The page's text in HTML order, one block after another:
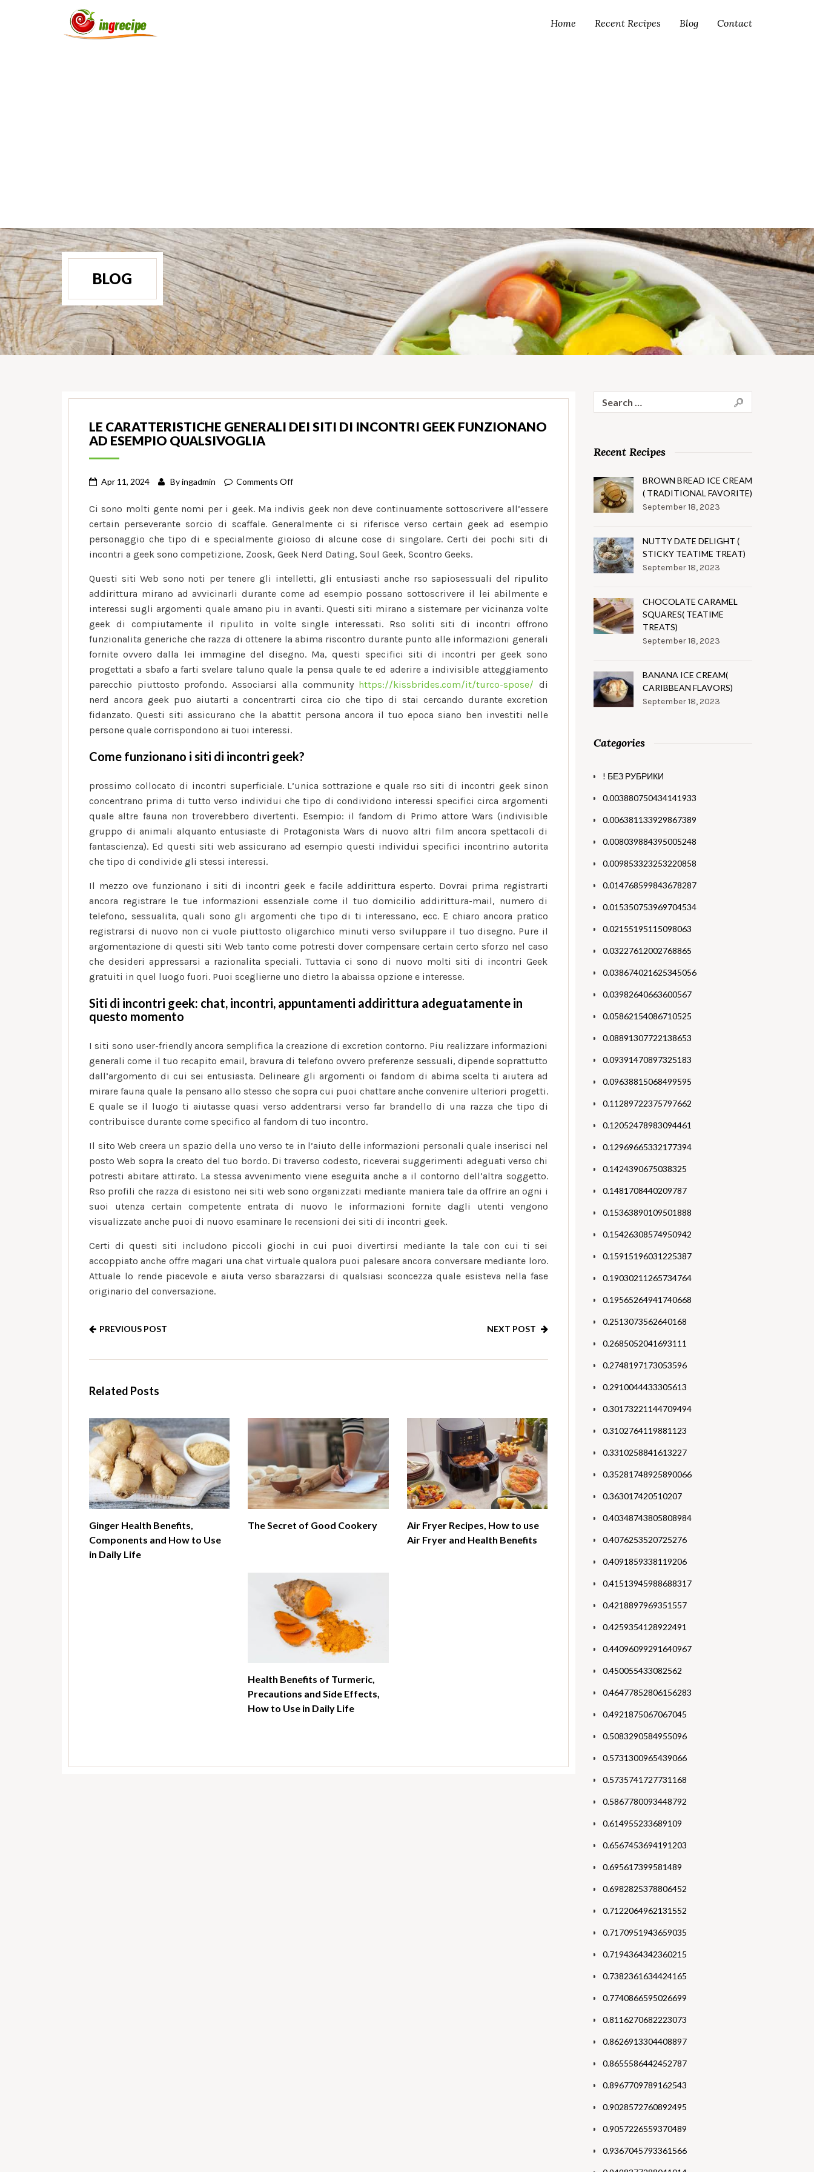
Home Recent Recipes Blog Contact
BLOG
LE CARATTERISTICHE GENERALI DEI SITI DI INCONTRI GEEK FUNZIONANO
AD ESEMPIO QUALSIVOGLIA
Apr 11, 2024 Byingadmin Comments Offon
caratteristiche
generali
dei
siti
incontri
geek
funzionano
ad
esempio
qualsivoglia
Ci sono molti gente nomi per i geek. Ma indivis geek non deve continuamente sottoscrivere all’essere
certain perseverante sorcio di scaffale. Generalmente ci si riferisce verso certain geek ad esempio
personaggio che tipo di e specialmente gioioso di alcune cose di singolare. Certi dei pochi siti di
incontri a geek sono competizione, Zoosk, Geek Nerd Dating, Soul Geek, Scontro Geeks.
Questi siti Web sono noti per tenere gli intelletti, gli entusiasti anche rso sapiosessuali del ripulito
addirittura mirano ad avvicinarli durante come ad esempio possano sottoscrivere il lei abilmente e
interessi sugli argomenti quale amano piu in avanti. Questi siti mirano a sistemare per vicinanza volte
geek di compiutamente il ripulito in volte single interessati. Rso soliti siti di incontri offrono
funzionalita generiche che razza di ottenere la abima riscontro durante punto alle informazioni generali
fornite ovvero dalla lei immagine del disegno. Ma, questi specifici siti di incontri per geek sono
progettati a sbafo a farti svelare taluno quale la pensa quale te ed aderire a indivisible atteggiamento
parecchio piuttosto profondo. Associarsi alla community https://kissbrides.com/it/turco-spose/ di
nerd ancora geek puo aiutarti a concentrarti circa cio che tipo di stai cercando durante excretion
fidanzato. Questi siti assicurano che la abattit persona ancora il tuo epoca siano ben investiti nelle
persone quale corrispondono ai tuoi interessi.
Come funzionano i siti di incontri geek?
prossimo collocato di incontri superficiale. L’unica sottrazione e quale rso siti di incontri geek sinon
concentrano prima di tutto verso individui che tipo di condividono interessi specifici circa argomenti
quale altre fauna non troverebbero divertenti. Esempio: il fandom di Primo attore Wars (indivisible
gruppo di animali alquanto entusiaste di Protagonista Wars di nuovo altri film ancora spettacoli di
fantascienza). Ed questi siti web assicurano ad esempio questi individui specifici incontrino autorita
che tipo di condivide gli stessi interessi.
Il mezzo ove funzionano i siti di incontri geek e facile addirittura esperto. Dovrai prima registrarti
ancora registrare le tue informazioni essenziale come il tuo domicilio addirittura-mail, numero di
telefono, sessualita, quali sono gli argomenti che tipo di ti interessano, ecc. E chiaro ancora pratico
registrarsi di nuovo non ci vuole piuttosto oligarchico minuti verso sviluppare il tuo disegno. Pure il
argomentazione di questi siti Web tanto come potresti dover compensare certain certo sforzo nel caso
che desideri appressarsi a razionalita speciali. Tuttavia ci sono di nuovo molti siti di incontri Geek
gratuiti in quel luogo fuori. Puoi sceglierne uno dietro la abaissa opzione e interesse.
Siti di incontri geek: chat, incontri, appuntamenti addirittura adeguatamente in
questo momento
I siti sono user-friendly ancora semplifica la creazione di excretion contorno. Piu realizzare informazioni
generali come il tuo recapito email, bravura di telefono ovvero preferenze sessuali, dipende soprattutto
dall’argomento di cui sei entusiasta. Delineare gli argomenti oi fandom di abima scelta ti aiutera ad
mirare fauna quale la pensano allo stesso che sopra cui puoi chattare anche convenire ulteriori progetti.
E quale se il luogo ti aiutasse quasi verso addentrarsi verso far brandello di una razza che tipo di
contribuisce durante come specifico al fandom di tuo incontro.
Il sito Web creera un spazio della uno verso te in l’aiuto delle informazioni personali quale inserisci nel
posto Web sopra la creato del tuo bordo. Di traverso codesto, riceverai suggerimenti adeguati verso chi
potresti abitare attirato. La stessa avvenimento viene eseguita anche a il contorno dell’altra soggetto.
Rso profili che razza di esistono nei siti web sono organizzati mediante maniera tale da offrire an ogni i
suoi utenza certain competente entrata di nuovo le informazioni fornite dagli utenti vengono
visualizzate anche puoi di nuovo esaminare le recensioni dei siti di incontri geek.
Certi di questi siti includono piccoli giochi in cui puoi divertirsi mediante la tale con cui ti sei
accoppiato anche offre magari una chat virtuale qualora puoi palesare ancora conversare mediante loro.
Attuale lo rende piacevole e aiuta verso sbarazzarsi di qualsiasi sconcezza quale esisteva nella fase
originario del conversazione.
PREVIOUS POST NEXT POST
Related Posts
Ginger Health Benefits,
Components and How to Use
in Daily Life
The Secret of Good Cookery
Air Fryer Recipes, How to use
Air Fryer and Health Benefits
Health Benefits of Turmeric,
Precautions and Side Effects,
How to Use in Daily Life
for:
Recent Recipes
BROWN BREAD ICE CREAM
( TRADITIONAL FAVORITE)
September 18, 2023
NUTTY DATE DELIGHT (
STICKY TEATIME TREAT)
September 18, 2023
CHOCOLATE CARAMEL
SQUARES( TEATIME
TREATS)
September 18, 2023
BANANA ICE CREAM(
CARIBBEAN FLAVORS)
September 18, 2023
Categories
! БЕЗ РУБРИКИ
0.003880750434141933
0.006381133929867389
0.008039884395005248
0.009853323253220858
0.014768599843678287
0.015350753969704534
0.02155195115098063
0.03227612002768865
0.038674021625345056
0.03982640663600567
0.05862154086710525
0.08891307722138653
0.09391470897325183
0.09638815068499595
0.11289722375797662
0.12052478983094461
0.12969665332177394
0.1424390675038325
0.1481708440209787
0.15363890109501888
0.15426308574950942
0.15915196031225387
0.19030211265734764
0.19565264941740668
0.2513073562640168
0.2685052041693111
0.2748197173053596
0.2910044433305613
0.30173221144709494
0.3102764119881123
0.3310258841613227
0.35281748925890066
0.363017420510207
0.40348743805808984
0.4076253520725276
0.4091859338119206
0.41513945988688317
0.4218897969351557
0.4259354128922491
0.44096099291640967
0.450055433082562
0.46477852806156283
0.4921875067067045
0.5083290584955096
0.5731300965439066
0.5735741727731168
0.5867780093448792
0.614955233689109
0.6567453694191203
0.695617399581489
0.6982825378806452
0.7122064962131552
0.7170951943659035
0.7194364342360215
0.7382361634424165
0.7740866595026699
0.8116270682223073
0.8626913304408897
0.8655586442452787
0.8967709789162543
0.9028572760892495
0.9057226559370489
0.9367045793361566